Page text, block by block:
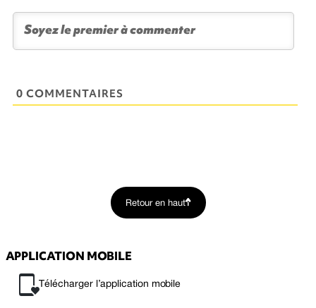
0 COMMENTAIRES
Retour en haut
APPLICATION MOBILE
Télécharger l’application mobile